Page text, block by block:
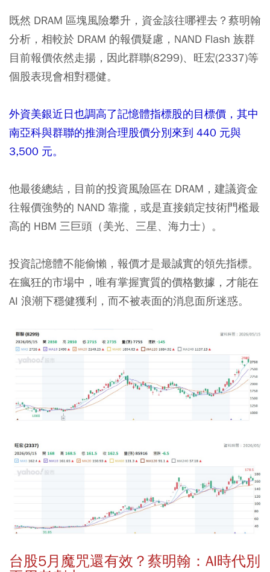
既然 DRAM 區塊風險攀升，資金該往哪裡去？蔡明翰
分析，相較於 DRAM 的報價疑慮， NAND Flash 族群
目前報價依然走揚，因此群聯(8299)、旺宏(2337)等
個股表現會相對穩健。
外資美銀近日也調高了記憶體指標股的目標價，其中
南亞科與群聯的推測合理股價分別來到 440 元與
3,500 元。
他最後總結，目前的投資風險區在 DRAM，建議資金
往報價強勢的 NAND 靠攏，或是直接鎖定技術門檻最
高的 HBM 三巨頭（美光、三星、海力士）。
投資記憶體不能偷懶，報價才是最誠實的領先指標。
在瘋狂的市場中，唯有掌握實質的價格數據，才能在
AI 浪潮下穩健獲利，而不被表面的消息面所迷惑。
台股5月魔咒還有效？蔡明翰：AI時代別